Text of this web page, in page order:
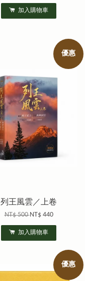
加入購物車
優惠
列王風雲／上卷
NT$ 500NT$ 440
加入購物車
優惠